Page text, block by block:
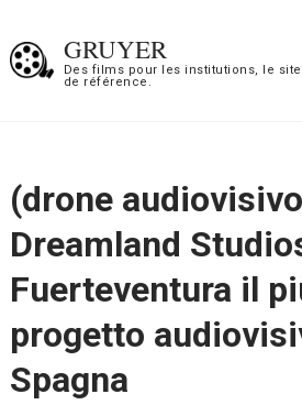
contenu
GRUYER
Des films pour les institutions, le site
de référence.
(drone
Dreamland
Fuerteventura il
progetto
Spagna